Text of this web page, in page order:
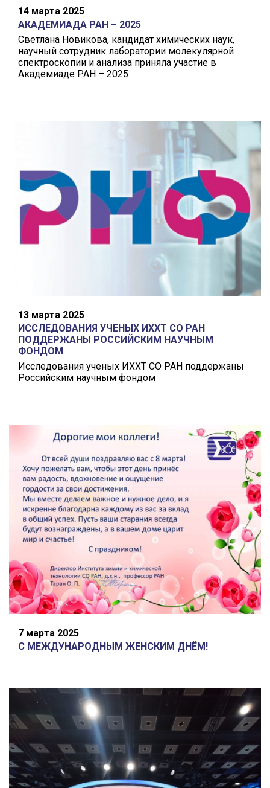
14 марта 2025
АКАДЕМИАДА РАН – 2025
Светлана Новикова, кандидат химических наук,
научный сотрудник лаборатории молекулярной
спектроскопии и анализа приняла участие в
Академиаде РАН – 2025
13 марта 2025
ИССЛЕДОВАНИЯ УЧЕНЫХ ИХХТ СО РАН
ПОДДЕРЖАНЫ РОССИЙСКИМ НАУЧНЫМ
ФОНДОМ
Исследования ученых ИХХТ СО РАН поддержаны
Российским научным фондом
7 марта 2025
С МЕЖДУНАРОДНЫМ ЖЕНСКИМ ДНЁМ!